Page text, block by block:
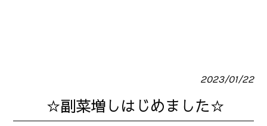
2023/01/22
☆副菜増しはじめました☆